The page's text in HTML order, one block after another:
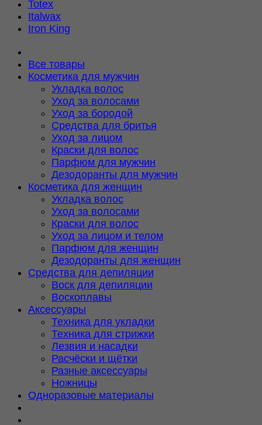
Totex
Italwax
Iron King
Все товары
Косметика для мужчин
Укладка волос
Уход за волосами
Уход за бородой
Средства для бритья
Уход за лицом
Краски для волос
Парфюм для мужчин
Дезодоранты для мужчин
Косметика для женщин
Укладка волос
Уход за волосами
Краски для волос
Уход за лицом и телом
Парфюм для женщин
Дезодоранты для женщин
Средства для депиляции
Воск для депиляции
Воскоплавы
Аксессуары
Техника для укладки
Техника для стрижки
Лезвия и насадки
Расчёски и щётки
Разные аксессуары
Ножницы
Одноразовые материалы